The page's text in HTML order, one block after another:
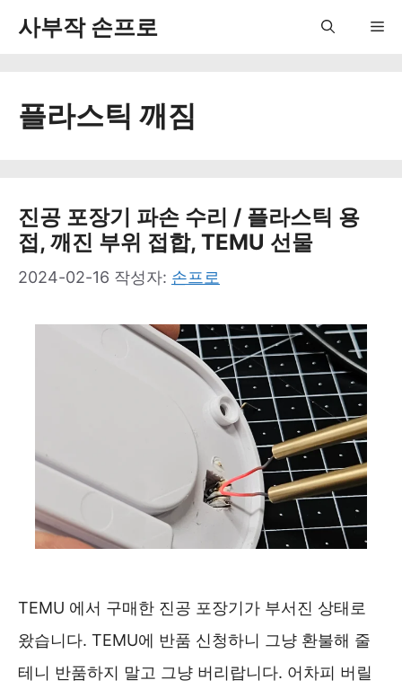
사부작 손프로
플라스틱 깨짐
진공 포장기 파손 수리 / 플라스틱 용
접, 깨진 부위 접합, TEMU 선물
2024-02-16 작성자: 손프로
TEMU 에서 구매한 진공 포장기가 부서진 상태로
왔습니다. TEMU에 반품 신청하니 그냥 환불해 줄
테니 반품하지 말고 그냥 버리랍니다. 어차피 버릴